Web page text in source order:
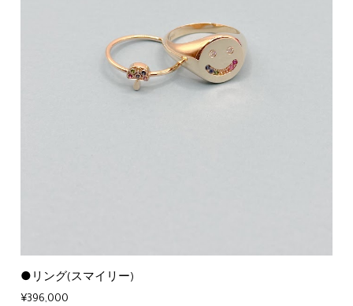
●リング(スマイリー)
¥396,000